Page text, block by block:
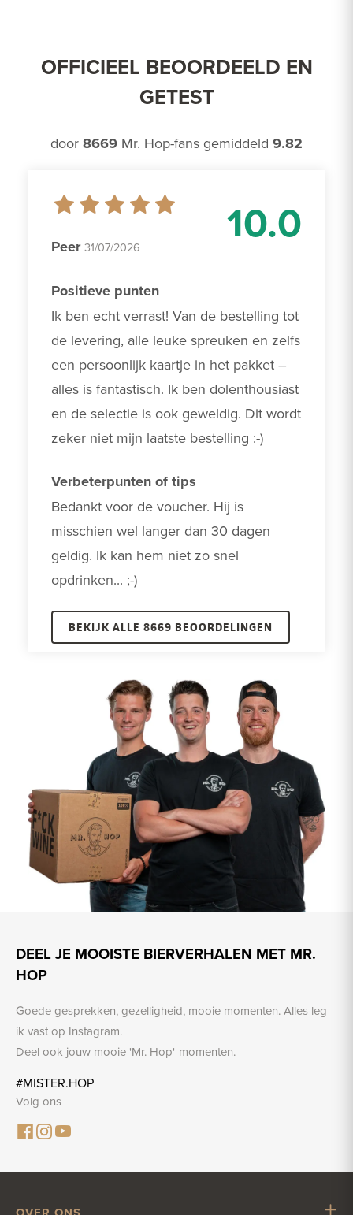
OFFICIEEL BEOORDEELD EN
GETEST
door 8669 Mr. Hop-fans gemiddeld 9.82
10.0
Peer 31/07/2026
Positieve punten
Ik ben echt verrast! Van de bestelling tot
de levering, alle leuke spreuken en zelfs
een persoonlijk kaartje in het pakket –
alles is fantastisch. Ik ben dolenthousiast
en de selectie is ook geweldig. Dit wordt
zeker niet mijn laatste bestelling :-)
Verbeterpunten of tips
Bedankt voor de voucher. Hij is
misschien wel langer dan 30 dagen
geldig. Ik kan hem niet zo snel
opdrinken... ;-)
BEKIJK ALLE 8669 BEOORDELINGEN
DEEL JE MOOISTE BIERVERHALEN MET MR.
HOP
Goede gesprekken, gezelligheid, mooie momenten. Alles leg
ik vast op Instagram.
Deel ook jouw mooie 'Mr. Hop'-momenten.
#MISTER.HOP
Volg ons